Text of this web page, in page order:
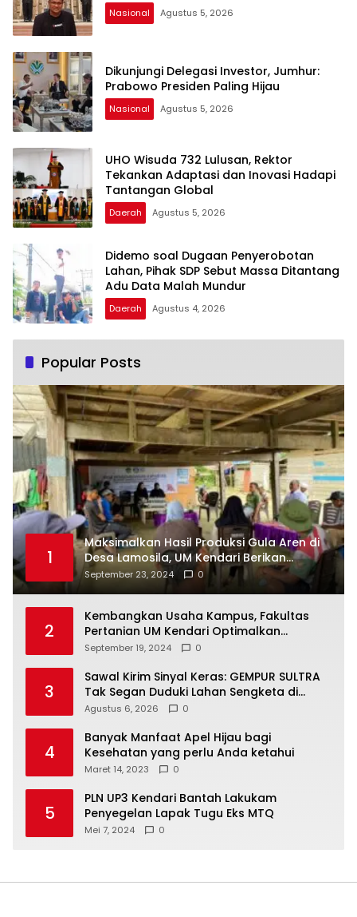
Nasional Agustus 5, 2026
Dikunjungi Delegasi Investor, Jumhur:
Prabowo Presiden Paling Hijau
Nasional Agustus 5, 2026
UHO Wisuda 732 Lulusan, Rektor
Tekankan Adaptasi dan Inovasi Hadapi
Tantangan Global
Daerah Agustus 5, 2026
Didemo soal Dugaan Penyerobotan
Lahan, Pihak SDP Sebut Massa Ditantang
Adu Data Malah Mundur
Daerah Agustus 4, 2026
Popular Posts
1
Maksimalkan Hasil Produksi Gula Aren di
Desa Lamosila, UM Kendari Berikan
Bantuan Alat Produksi Modern
September 23, 2024 0
2
Kembangkan Usaha Kampus, Fakultas
Pertanian UM Kendari Optimalkan
Laboratorium Lapangan Agribisnis
September 19, 2024 0
3
Sawal Kirim Sinyal Keras: GEMPUR SULTRA
Tak Segan Duduki Lahan Sengketa di
Puuwatu
Agustus 6, 2026 0
4
Banyak Manfaat Apel Hijau bagi
Kesehatan yang perlu Anda ketahui
Maret 14, 2023 0
5
PLN UP3 Kendari Bantah Lakukam
Penyegelan Lapak Tugu Eks MTQ
Mei 7, 2024 0